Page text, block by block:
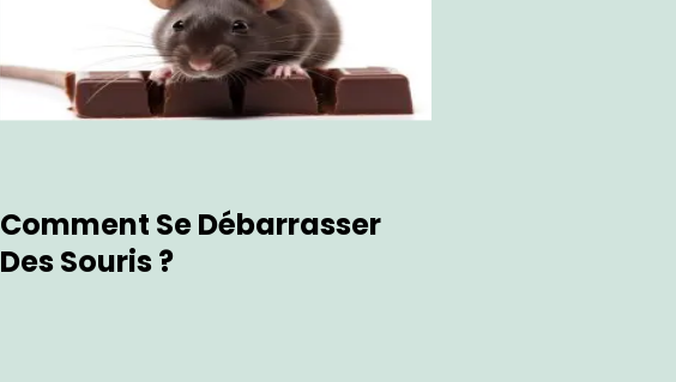
Comment Se Débarrasser
Des Souris ?